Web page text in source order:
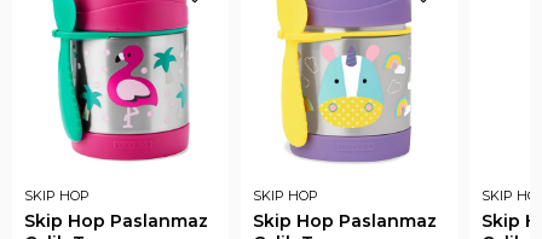
SKIP HOP
Skip Hop Paslanmaz
SKIP HOP
Skip Hop Paslanmaz
SKIP
Skip